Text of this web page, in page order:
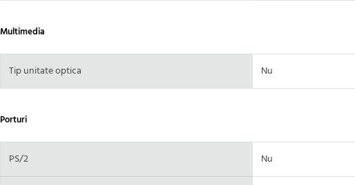
Multimedia
Tip unitate optica Nu
Porturi
PS/2 Nu